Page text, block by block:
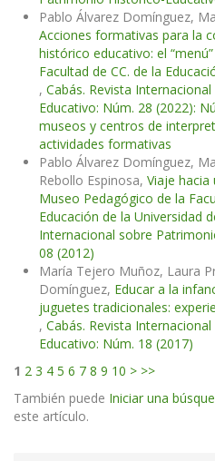
Pablo Álvarez Domínguez,
Acciones formativas para la
histórico educativo: el
Facultad de CC. de la
, Cabás. Revista
Educativo: Núm. 28 (2022):
museos y centros de
actividades formativas
Pablo Álvarez Domínguez,
Rebollo Espinosa, Viaje hacia
Museo Pedagógico de la
Educación de la Universidad
Internacional sobre
08 (2012)
María Tejero Muñoz, Laura
Domínguez, Educar a la
juguetes tradicionales:
, Cabás. Revista
Educativo: Núm. 18 (2017)
1 2 3 4 5 6 7 8 9 10 > >>
También puede Iniciar una
este artículo.